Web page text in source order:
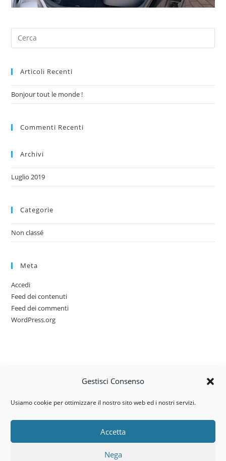
Gestisci Consenso
Usiamo cookie per ottimizzare il nostro sito web ed i nostri servizi.
Accetta
Nega
Articoli Recenti
Bonjour tout le monde !
Commenti Recenti
Archivi
Luglio 2019
Categorie
Non classé
Meta
Accedi
Feed dei contenuti
Feed dei commenti
WordPress.org
Via dell’artigianato, 14 – 31030